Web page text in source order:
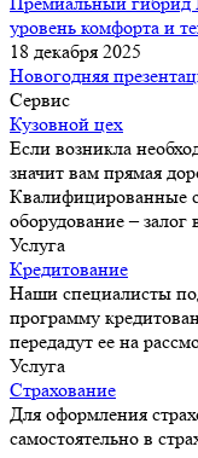
уровень комфорта и
18 декабря 2025
Новогодняя
Сервис
Кузовной цех
Если возникла
значит вам прямая
Квалифицированные
оборудование – залог
Услуга
Кредитование
Наши специалисты
программу
передадут ее на
Услуга
Страхование
Для оформления
самостоятельно в